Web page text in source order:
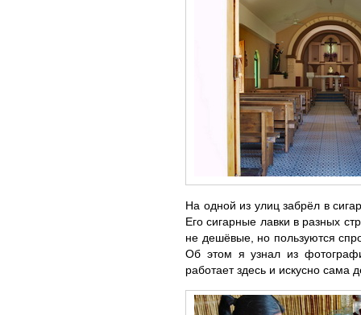
На одной из улиц забрёл в
Его сигарные лавки в разных
не дешёвые, но пользуются
Об этом я узнал из
работает здесь и искусно сама